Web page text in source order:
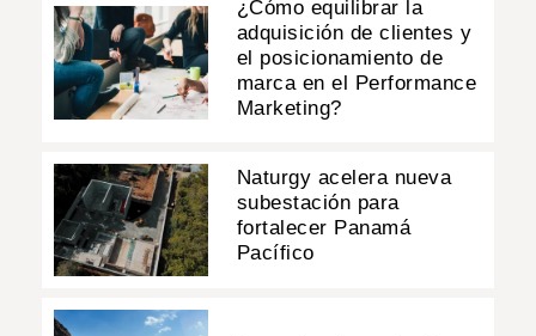
¿Cómo equilibrar la
adquisición de clientes y
el posicionamiento de
marca en el Performance
Marketing?
Naturgy acelera nueva
subestación para
fortalecer Panamá
Pacífico